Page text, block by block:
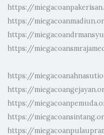
https://
https://
https://
https://
https://
https://
https://
https://
https://